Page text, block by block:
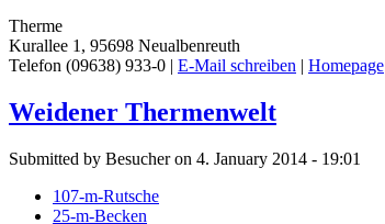
Therme
Kurallee 1, 95698 Neualbenreuth
Telefon (09638) 933-0 | E-Mail schreiben | Homepage
Weidener Thermenwelt
Submitted by Besucher on 4. January 2014 - 19:01
107-m-Rutsche
25-m-Becken